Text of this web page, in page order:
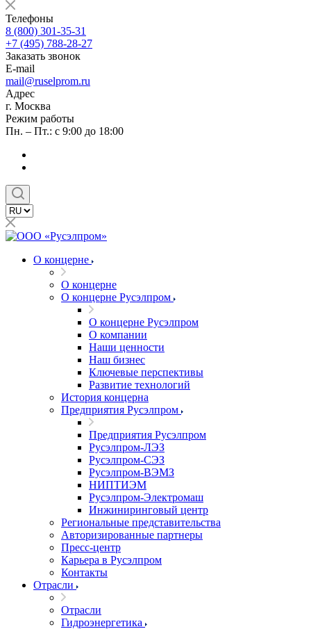
Телефоны
8 (800) 301-35-31
+7 (495) 788-28-27
Заказать звонок
E-mail
mail@ruselprom.ru
Адрес
г. Москва
Режим работы
Пн. – Пт.: с 9:00 до 18:00
О концерне
О концерне
О концерне Русэлпром
О концерне Русэлпром
О компании
Наши ценности
Наш бизнес
Ключевые перспективы
Развитие технологий
История концерна
Предприятия Русэлпром
Предприятия Русэлпром
Русэлпром-ЛЭЗ
Русэлпром-СЭЗ
Русэлпром-ВЭМЗ
НИПТИЭМ
Русэлпром-Электромаш
Инжиниринговый центр
Региональные представительства
Авторизированные партнеры
Пресс-центр
Карьера в Русэлпром
Контакты
Отрасли
Отрасли
Гидроэнергетика